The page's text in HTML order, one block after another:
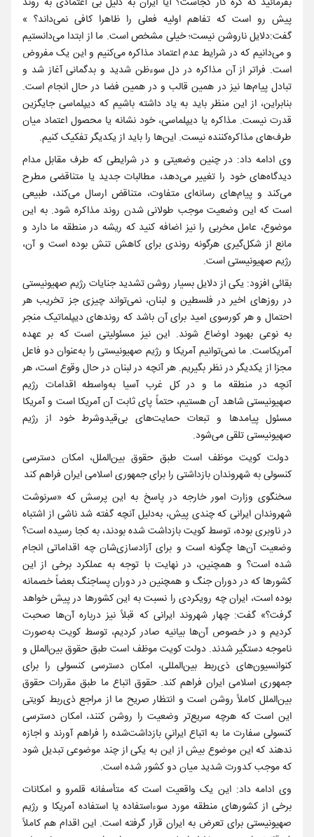
پیش رو است که تفاهم اولیه فعلی را ظاهرا کافی نمی‌داند؟ »
گفت:دلایل ناروشن نیست؛ خیلی مشخص است. ما از ابتدا می‌دانستیم
و می‌دانیم که در شرایط عدم اعتماد مذاکره می‌کنیم و این یک مفروض
است. فراتر از آن مذاکره در دل سوءظن شدید و بدگمانی آغاز شد و
تبادل پیام‌ها نیز در همین قالب و در همین فضا در حال انجام است.
بنابراین، از این منظر باید به یاد داشته باشیم که دیپلماسی جایگزین
قدرت نیست. مذاکره یا دیپلماسی، خود نشانه یا محصول اعتماد میان
طرف‌های مذاکره‌کننده نیست. این‌ها را باید از یکدیگر تفکیک کنیم.
وی ادامه داد: در چنین وضعیتی و در شرایطی که طرف مقابل مدام
دیدگاه‌های خود را تغییر می‌دهد، مطالبات جدید یا متناقضی مطرح
می‌کند و پیام‌های رسانه‌ای متفاوت، متناقض ارسال می‌کند، طبیعی
است که این وضعیت موجب طولانی شدن روند مذاکره شود. به این
موضوع، عامل مخربی را نیز اضافه کنید که ریشه در منطقه ما دارد و
مانع از شکل‌گیری هرگونه روندی برای کاهش تنش بوده است و آن،
رژیم صهیونیستی است.
بقائی افزود: یکی از دلایل بسیار روشن تشدید جنایات رژیم صهیونیستی
در روزهای اخیر در فلسطین و لبنان، نمی‌تواند چیزی جز تخریب هر
احتمال و هر کورسوی امید برای آن باشد که روندهای دیپلماتیک منجر
به نوعی بهبود اوضاع شوند. این نیز مسئولیتی است که بر عهده
آمریکاست. ما نمی‌توانیم آمریکا و رژیم صهیونیستی را به‌عنوان دو فاعل
مجزا از یکدیگر در نظر بگیریم. هر آنچه در لبنان در حال وقوع است، هر
آنچه در منطقه ما و در کل غرب آسیا به‌واسطه اقدامات رژیم
صهیونیستی شاهد آن هستیم، حتماً پای ثابت آن آمریکا است و آمریکا
مسئول پیامدها و تبعات حمایت‌های بی‌قیدوشرط خود از رژیم
صهیونیستی تلقی می‌شود.
دولت کویت موظف است طبق حقوق بین‌الملل، امکان دسترسی
کنسولی به شهروندان بازداشتی را برای جمهوری اسلامی ایران فراهم کند
سخنگوی وزارت امور خارجه در پاسخ به این پرسش که «سرنوشت
شهروندان ایرانی که چندی پیش، به‌دلیل آنچه گفته شد ناشی از اشتباه
در ناوبری بوده، توسط کویت بازداشت شده بودند، به کجا رسیده است؟
وضعیت آن‌ها چگونه است و برای آزادسازی‌شان چه اقداماتی انجام
شده است؟ و همچنین، در نهایت با توجه به عملکرد برخی از این
کشورها که در دوران جنگ و همچنین در دوران پساجنگ بعضاً خصمانه
بوده است، ایران چه رویکردی را نسبت به این کشورها در پیش خواهد
گرفت؟» گفت: چهار شهروند ایرانی که قبلاً نیز درباره آن‌ها صحبت
کردیم و در خصوص آن‌ها بیانیه صادر کردیم، توسط کویت به‌صورت
ناموجه دستگیر شدند. دولت کویت موظف است طبق حقوق بین‌الملل و
کنوانسیون‌های ذی‌ربط بین‌المللی، امکان دسترسی کنسولی را برای
جمهوری اسلامی ایران فراهم کند. حقوق اتباع ما طبق مقررات حقوق
بین‌الملل کاملاً روشن است و انتظار صریح ما از مراجع ذی‌ربط کویتی
این است که هرچه سریع‌تر وضعیت را روشن کنند، امکان دسترسی
کنسولی سفارت ما به اتباع ایرانیِ بازداشت‌شده را فراهم آورند و اجازه
ندهند که این موضوع بیش از این به یکی از چند موضوعی تبدیل شود
که موجب کدورت شدید میان دو کشور شده است.
وی ادامه داد: این یک واقعیت است که متأسفانه قلمرو و امکانات
برخی از کشورهای منطقه مورد سوءاستفاده یا استفاده آمریکا و رژیم
صهیونیستی برای تعرض به ایران قرار گرفته است. این اقدام هم کاملاً